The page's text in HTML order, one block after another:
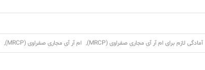
آمادگی لازم برای ام آر آی مجاری صفراوی (MRCP) , ام آر آی مجاری صفراوی (MRCP) ,